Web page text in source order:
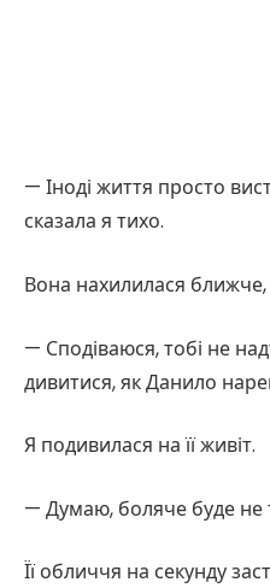
— Іноді життя просто
сказала я тихо.
Вона нахилилася
— Сподіваюся, тобі не
дивитися, як Данило
Я подивилася на її живіт.
— Думаю, боляче буде не
Її обличчя на секунду